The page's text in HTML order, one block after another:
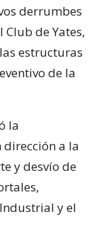
derrumbes
de Yates,
estructuras
de la
la
a la
y desvío de
y el